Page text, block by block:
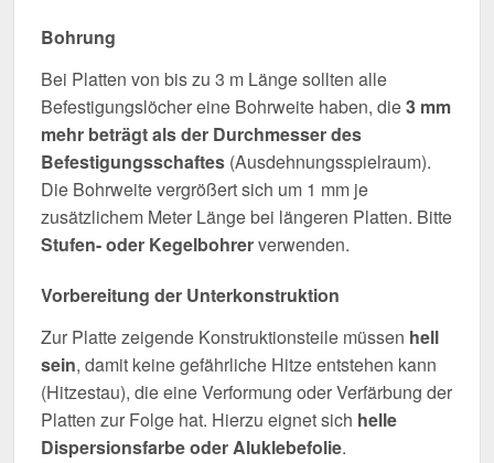
Bohrung
Bei Platten von bis zu 3 m Länge sollten alle
Befestigungslöcher eine Bohrweite haben, die3 mm
mehr beträgt als der Durchmesser des
Befestigungsschaftes (Ausdehnungsspielraum).
Die Bohrweite vergrößert sich um 1 mm je
zusätzlichem Meter Länge bei längeren Platten. Bitte
Stufen- oder Kegelbohrerverwenden.
Vorbereitung der Unterkonstruktion
Zur Platte zeigende Konstruktionsteile müssen hell
sein, damit keine gefährliche Hitze entstehen kann
(Hitzestau), die eine Verformung oder Verfärbung der
Platten zur Folge hat. Hierzu eignet sich helle
Dispersionsfarbe oder Aluklebefolie.